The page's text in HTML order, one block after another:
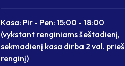
Kasa: Pir - Pen: 15:00 - 18:00
(vykstant renginiams šeštadienį,
sekmadienį kasa dirba 2 val. prieš
renginį)